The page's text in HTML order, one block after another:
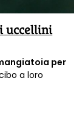
uccellini
per
a loro